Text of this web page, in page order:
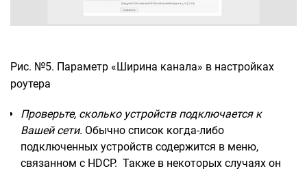
Рис. №5. Параметр «Ширина канала» в настройках
роутера
Проверьте, сколько устройств подключается к
Вашей сети. Обычно список когда-либо
подключенных устройств содержится в меню,
связанном с HDCP. Также в некоторых случаях он